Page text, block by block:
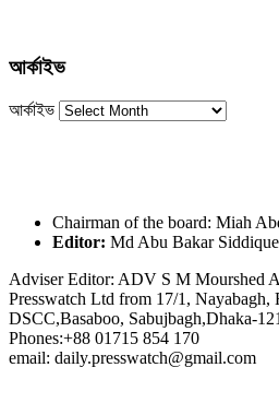
আর্কাইভ
আর্কাইভ
Chairman of the board: Miah
Editor: Md Abu Bakar
Adviser Editor: ADV S M Mourshed
Presswatch Ltd from 17/1,
DSCC,Basaboo, Sabujbagh,Dhaka-
Phones:+88 01715 854 170
email: daily.presswatch@gmail.com